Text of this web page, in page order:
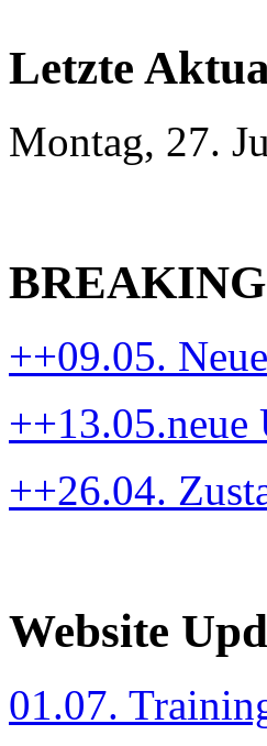
Letzte
Montag, 27.
++09.05.
++13.05.neue
++26.04.
Website
01.07.